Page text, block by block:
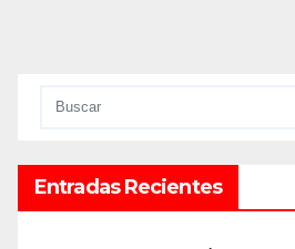
Entradas Recientes